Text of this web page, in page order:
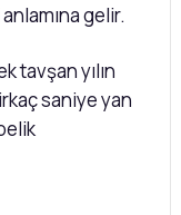
gelir.
tavşan yılın
saniye yan